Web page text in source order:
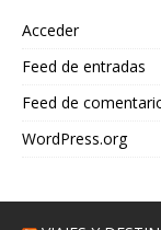
Acceder
Feed de entradas
Feed de
WordPress.org